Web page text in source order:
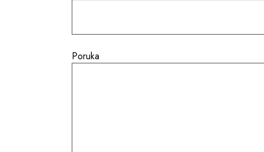
Poruka